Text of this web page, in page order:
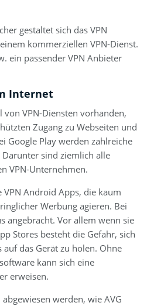
gestaltet sich das VPN
kommerziellen VPN-Dienst.
ein passender VPN Anbieter
Internet
VPN-Diensten vorhanden,
Zugang zu Webseiten und
Google Play werden zahlreiche
sind ziemlich alle
VPN-Unternehmen.
VPN Android Apps, die kaum
Werbung agieren. Bei
angebracht. Vor allem wenn sie
Stores besteht die Gefahr, sich
das Gerät zu holen. Ohne
kann sich eine
erweisen.
werden, wie AVG